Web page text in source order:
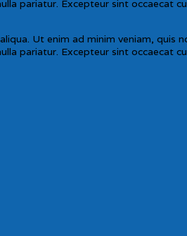
pariatur. Excepteur sint occaecat
Ut enim ad minim veniam, quis
pariatur. Excepteur sint occaecat